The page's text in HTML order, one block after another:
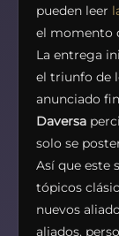
pueden leer
el momento
La entrega
el triunfo de
anunciado
Daversa
solo se
Así que este
tópicos
nuevos
aliados,